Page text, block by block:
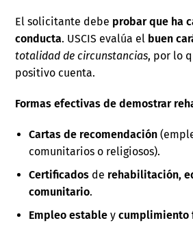
El solicitante debe probar que ha
conducta. USCIS evalúa el buen
totalidad de circunstancias, por lo
positivo cuenta.
Formas efectivas de demostrar
Cartas de recomendación
comunitarios o religiosos).
Certificados de rehabilitación,
comunitario.
Empleo estable ycumplimiento